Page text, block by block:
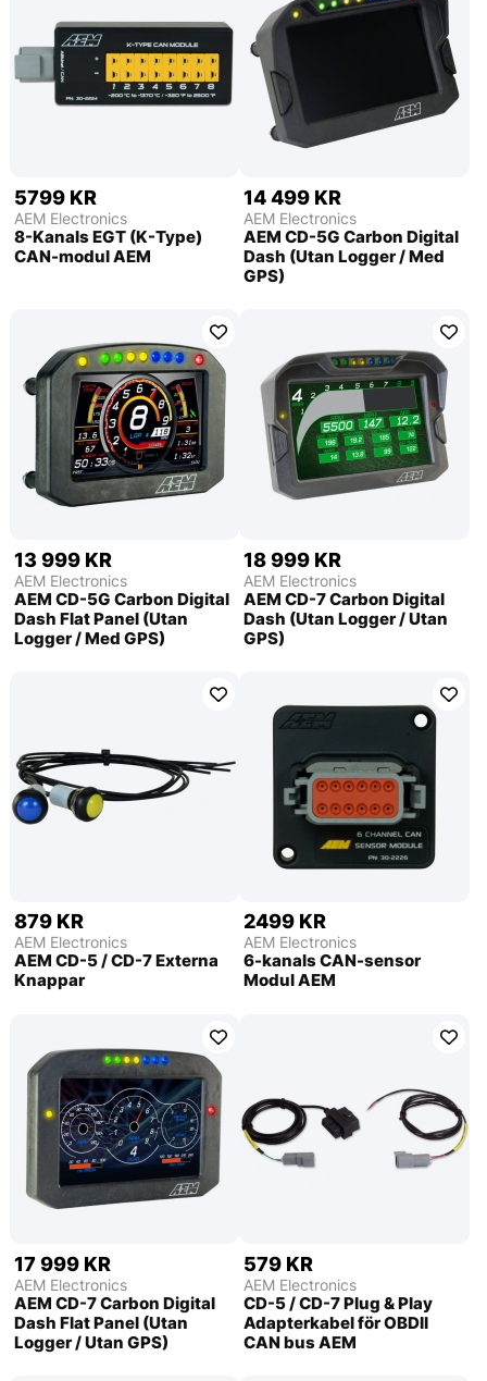
5799 KR
AEM Electronics
8-Kanals EGT (K-Type)
CAN-modul AEM
14 499 KR
AEM Electronics
AEM CD-5G Carbon Digital
Dash (Utan Logger / Med
GPS)
13 999 KR
AEM Electronics
AEM CD-5G Carbon Digital
Dash Flat Panel (Utan
Logger / Med GPS)
18 999 KR
AEM Electronics
AEM CD-7 Carbon Digital
Dash (Utan Logger / Utan
GPS)
879 KR
AEM Electronics
AEM CD-5 / CD-7 Externa
Knappar
2499 KR
AEM Electronics
6-kanals CAN-sensor
Modul AEM
17 999 KR
AEM Electronics
AEM CD-7 Carbon Digital
Dash Flat Panel (Utan
Logger / Utan GPS)
579 KR
AEM Electronics
CD-5 / CD-7 Plug & Play
Adapterkabel för OBDII
CAN bus AEM